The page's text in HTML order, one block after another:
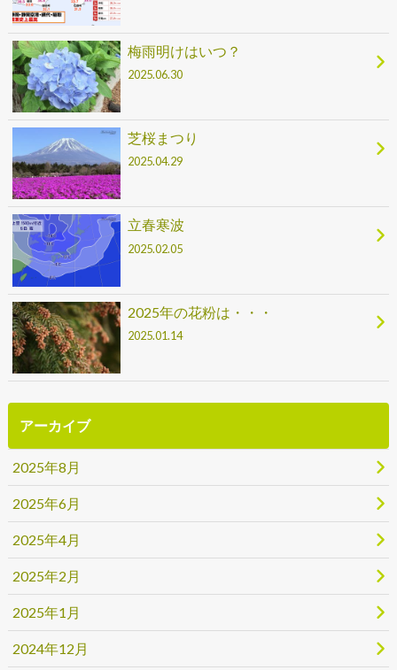
梅雨明けはいつ？
2025.06.30
芝桜まつり
2025.04.29
立春寒波
2025.02.05
2025年の花粉は・・・
2025.01.14
アーカイブ
2025年8月
2025年6月
2025年4月
2025年2月
2025年1月
2024年12月